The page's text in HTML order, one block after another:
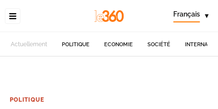
Français ▾
Actuellement POLITIQUE ECONOMIE SOCIÉTÉ
POLITIQUE